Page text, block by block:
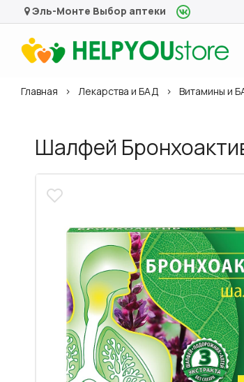
Эль-Монте Выбор аптеки
Главная Лекарства и БАД Витамины и
Шалфей